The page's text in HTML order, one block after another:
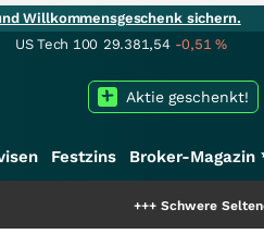
Willkommensgeschenk sichern.
US Tech 100 29.381,54 -0,51%
Aktie geschenkt!
Festzins Broker-Magazin
Schwere Seltene Erden: